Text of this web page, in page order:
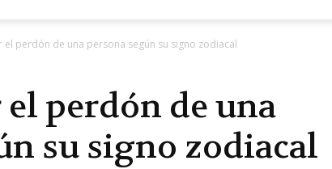
Holística
el perdón de una persona según su signo zodiacal
perdón de una
su signo zodiacal